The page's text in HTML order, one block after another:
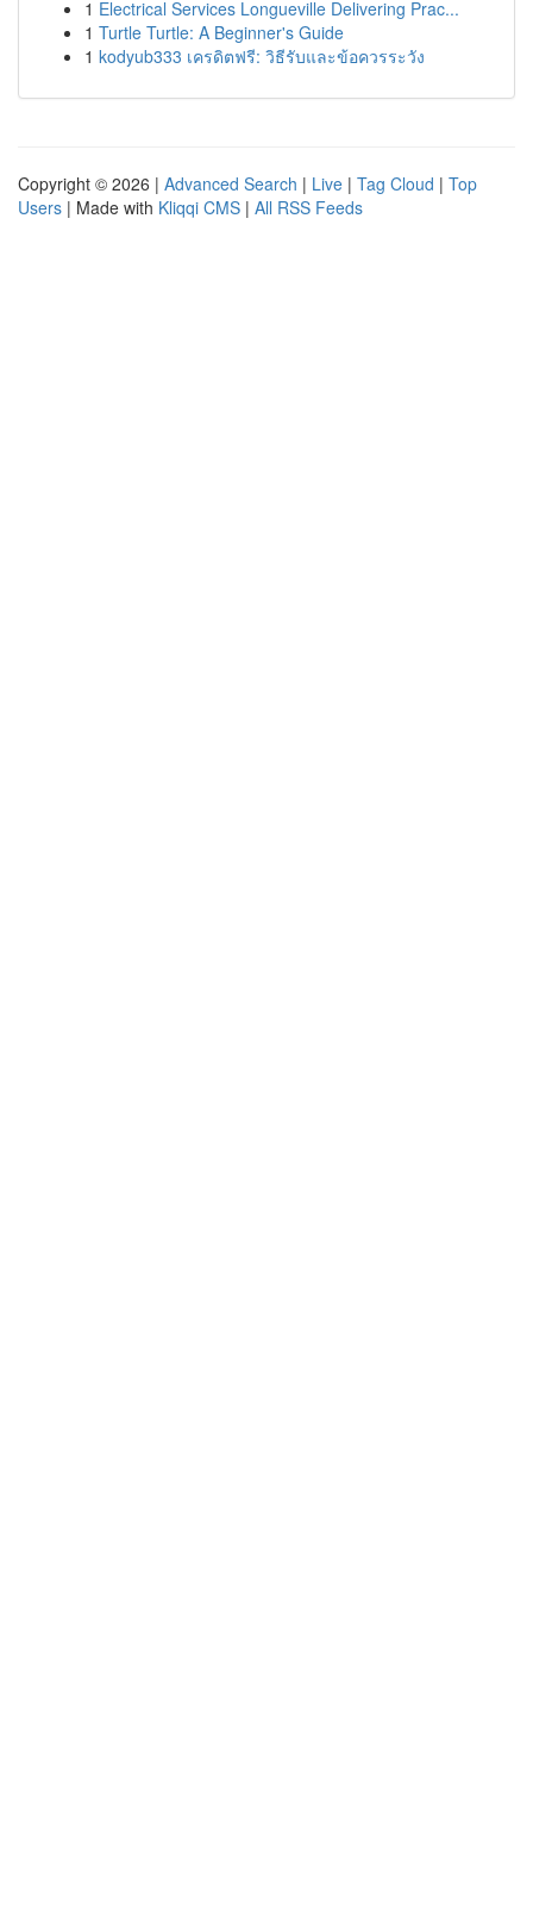
1 Electrical Services Longueville Delivering Prac...
1 Turtle Turtle: A Beginner's Guide
1 kodyub333 เครดิตฟรี: วิธีรับและข้อควรระวัง
Copyright © 2026 | Advanced Search | Live | Tag Cloud | Top
Users | Made with Kliqqi CMS | All RSS Feeds